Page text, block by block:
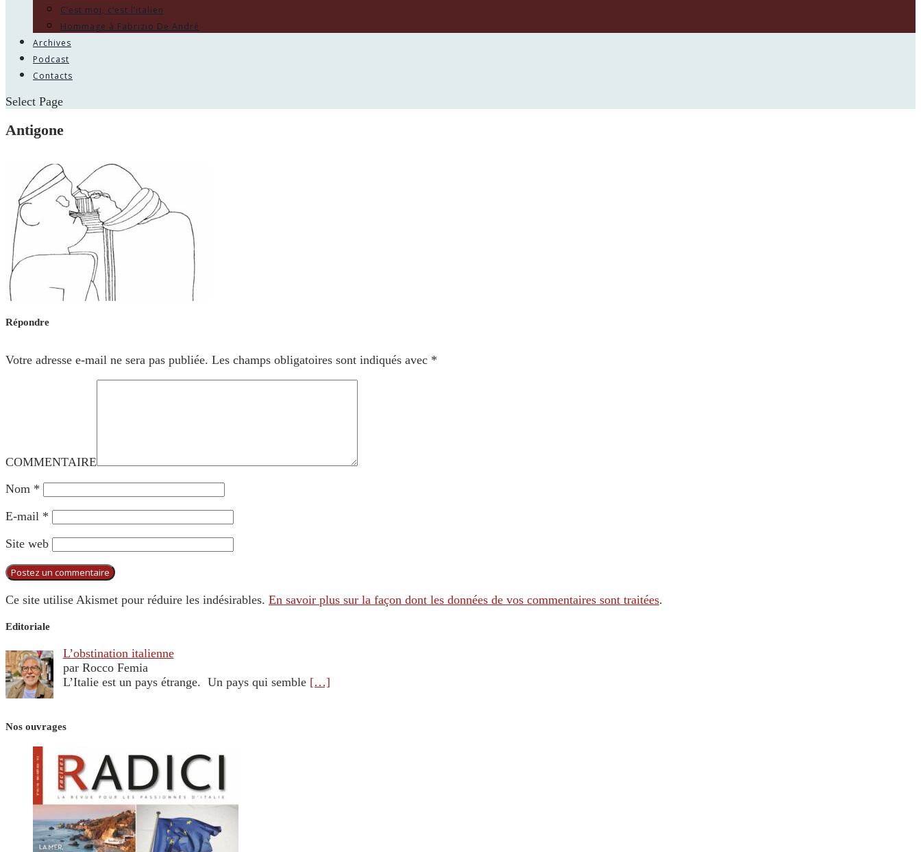
C’est moi, c’est l’italien
Hommage à Fabrizio De André
Archives
Podcast
Contacts
Select Page
Antigone
Répondre
Votre adresse e-mail ne sera pas publiée. Les champs obligatoires sont indiqués avec *
COMMENTAIRE
Nom *
E-mail *
Site web
Ce site utilise Akismet pour réduire les indésirables. En savoir plus sur la façon dont les données de vos commentaires sont traitées.
Editoriale
L’obstination italienne
par Rocco Femia
L’Italie est un pays étrange. Un pays qui semble […]
Nos ouvrages